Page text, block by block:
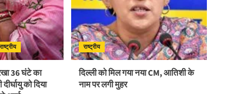
राष्ट्रीय
36 घंटे का
को दिया
राष्ट्रीय
दिल्ली को मिल गया नया CM, आतिशी के
नाम पर लगी मुहर